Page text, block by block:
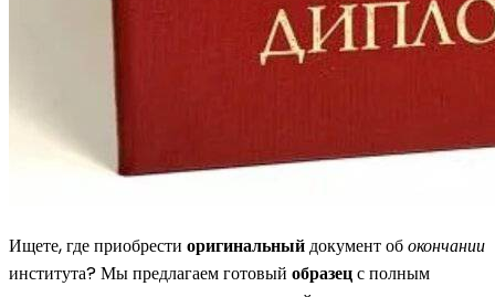
Ищете, где приобрести оригинальныйдокумент обокончании
института? Мы предлагаем готовый образецс полным